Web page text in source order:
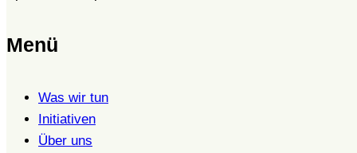
Menü
Was wir tun
Initiativen
Über uns